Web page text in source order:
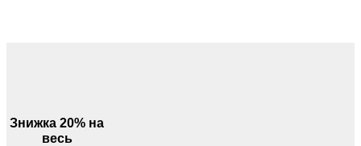
Знижка 20% на
весь